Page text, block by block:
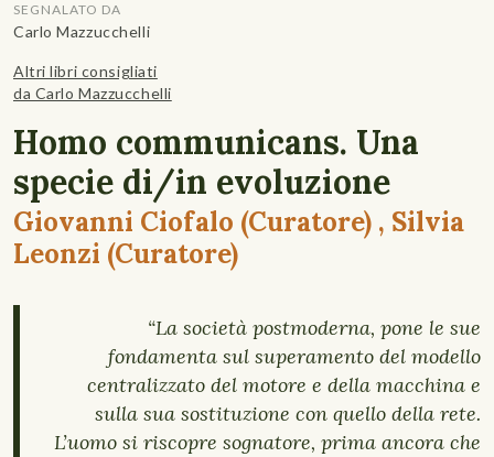
SEGNALATO DA
Carlo Mazzucchelli
Altri libri consigliati
da Carlo Mazzucchelli
Homo communicans. Una
specie di/in evoluzione
Giovanni Ciofalo (Curatore) , Silvia
Leonzi (Curatore)
“La società postmoderna, pone le sue
fondamenta sul superamento del modello
centralizzato del motore e della macchina e
sulla sua sostituzione con quello della rete.
L’uomo si riscopre sognatore, prima ancora che